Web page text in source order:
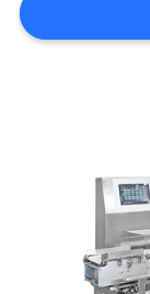
VRAAG
SITEMAP